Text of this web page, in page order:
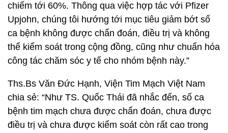
chiếm tới 60%. Thông qua việc hợp tác với Pfizer
Upjohn, chúng tôi hướng tới mục tiêu giảm bớt số
ca bệnh không được chẩn đoán, điều trị và không
thể kiểm soát trong cộng đồng, cũng như chuẩn hóa
công tác chăm sóc y tế cho nhóm bệnh này.”
Ths.Bs Văn Đức Hạnh, Viện Tim Mạch Việt Nam
chia sẻ: “Như TS. Quốc Thái đã nhắc đến, số ca
bệnh tim mạch chưa được chẩn đoán, chưa được
điều trị và chưa được kiểm soát còn rất cao trong